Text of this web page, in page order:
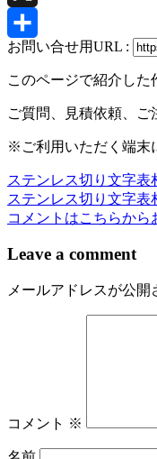
X
共
有
お問い合せ用URL :
このページで紹介し
ご質問、見積依頼、ご
※ご利用いただく端末
投
稿
ナ
ゲ
ン
ステンレス切り文字
ステンレス切り文字
コメントはこちらから
Leave a comment
メールアドレスが公開
コメント ※